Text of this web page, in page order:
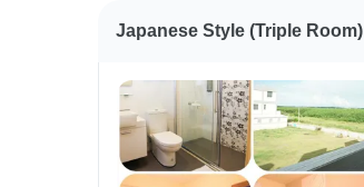
Japanese Style (triple Room)